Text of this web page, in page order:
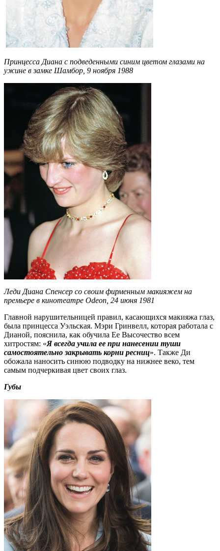
Принцесса Диана с подведенными синим цветом глазами на
ужине в замке Шамбор, 9 ноября 1988
Леди Диана Спенсер со своим фирменным макияжем на
премьере в кинотеатре Odeon, 24 июня 1981
Главной нарушительницей правил, касающихся макияжа глаз,
была принцесса Уэльская. Мэри Гринвелл, которая работала с
Дианой, пояснила, как обучила Ее Высочество всем
хитростям: «Я всегда учила ее при нанесении туши
самостоятельно закрывать корни ресниц». Также Ди
обожала наносить синюю подводку на нижнее веко, тем
самым подчеркивая цвет своих глаз.
Губы